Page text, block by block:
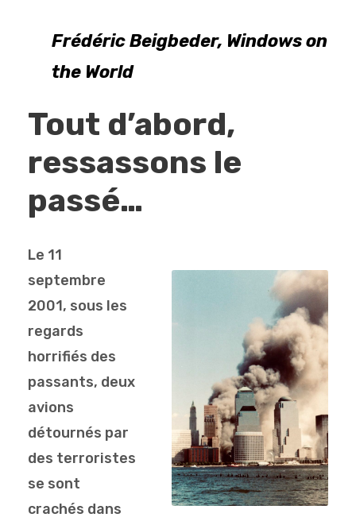
Frédéric Beigbeder, Windows on
the World
Tout d’abord,
ressassons le
passé…
Le 11
septembre
2001, sous les
regards
horrifiés des
passants, deux
avions
détournés par
des terroristes
se sont
crachés dans